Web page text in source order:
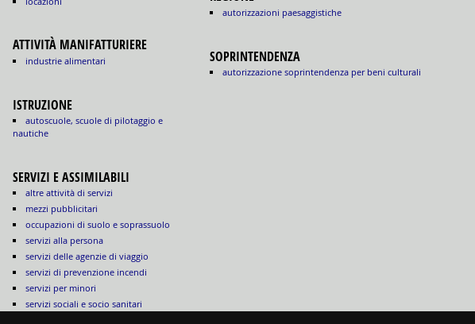
ATTIVITÀ MANIFATTURIERE
industrie alimentari
ISTRUZIONE
autoscuole, scuole di pilotaggio e
nautiche
SERVIZI E ASSIMILABILI
altre attività di servizi
mezzi pubblicitari
occupazioni di suolo e soprassuolo
servizi alla persona
servizi delle agenzie di viaggio
servizi di prevenzione incendi
servizi per minori
servizi sociali e socio sanitari
autorizzazioni paesaggistiche
SOPRINTENDENZA
autorizzazione soprintendenza per beni culturali